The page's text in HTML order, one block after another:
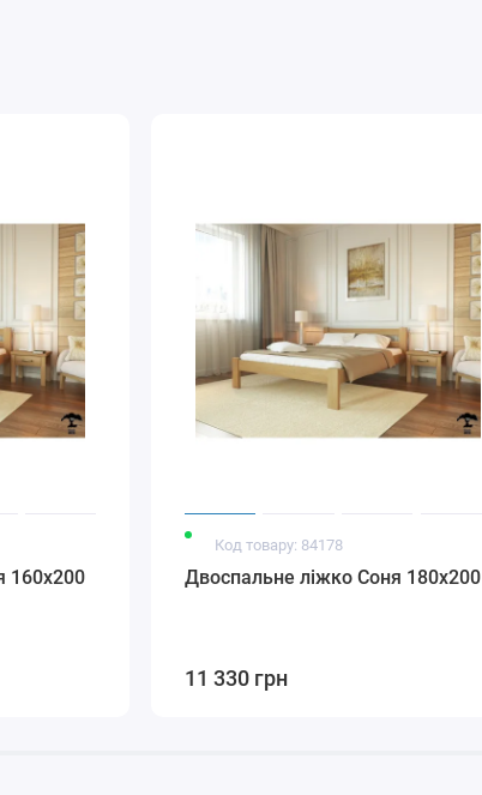
160х200
Код товару: 84178
Двоспальне ліжко Соня 180х200
11 330 грн